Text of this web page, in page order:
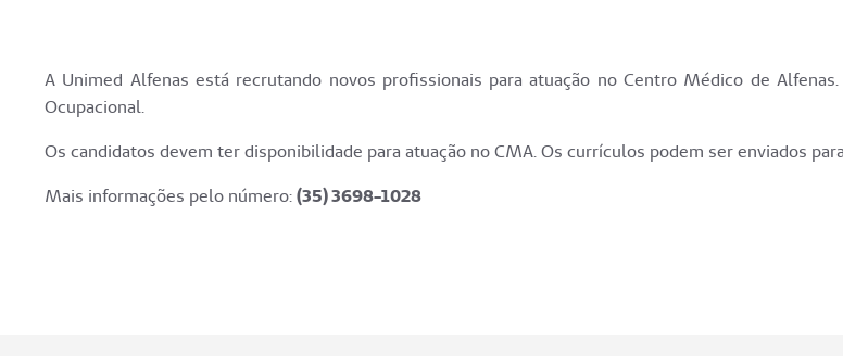
A Unimed Alfenas está recrutando novos profissionais para atuação no Centro Médico de
Ocupacional.
Os candidatos devem ter disponibilidade para atuação no CMA. Os currículos podem ser enviados
Mais informações pelo número:(35) 3698-1028